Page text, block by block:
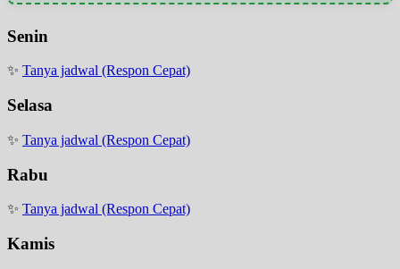
Senin
✨ Tanya jadwal (Respon Cepat)
Selasa
✨ Tanya jadwal (Respon Cepat)
Rabu
✨ Tanya jadwal (Respon Cepat)
Kamis